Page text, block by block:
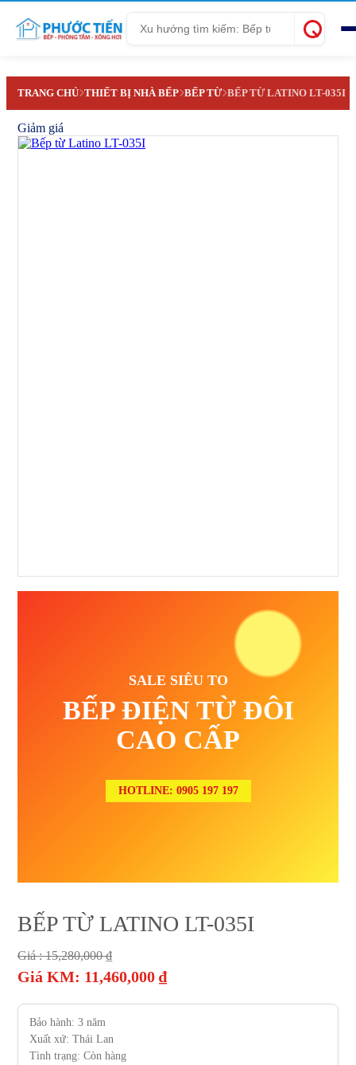
Tìm
TRANG CHỦ THIẾT BỊ NHÀ BẾP BẾP TỪ BẾP TỪ LATINO LT-035I
Giảm giá
SALE SIÊU TO
BẾP ĐIỆN TỪ ĐÔI
CAO CẤP
HOTLINE: 0905 197 197
BẾP TỪ LATINO LT-035I
Giá :15,280,000₫
Giá KM: 11,460,000 ₫
Bảo hành: 3 năm
Xuất xứ: Thái Lan
Tình trạng: Còn hàng